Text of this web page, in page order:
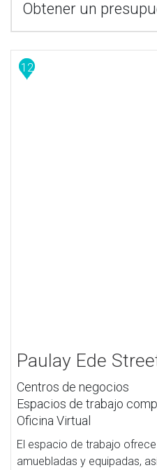
Obtener un
12
Paulay Ede
Centros de negocios
Espacios de trabajo
Oficina Virtual
El espacio de trabajo
amuebladas y equipadas,